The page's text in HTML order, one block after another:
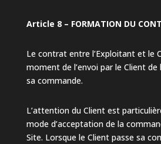
Article 8 – FORMATION DU
Le contrat entre l’Exploitant et le
moment de l’envoi par le Client
sa commande.
L’attention du Client est
mode d’acceptation de la
Site. Lorsque le Client passe sa